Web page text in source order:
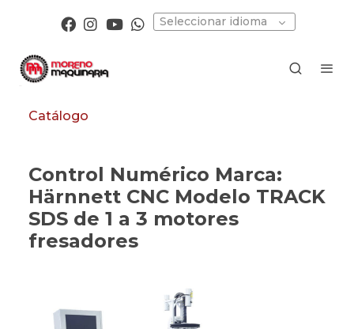
Seleccionar idioma
Catálogo
Control Numérico Marca:
Härnnett CNC Modelo TRACK
SDS de 1 a 3 motores
fresadores